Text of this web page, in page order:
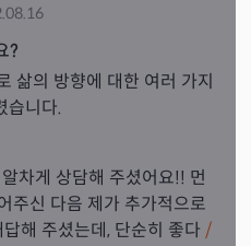
?
삶의 방향에 대한 여러 가지
습니다.
차게 상담해 주셨어요!! 먼
주신 다음 제가 추가적으로
해 주셨는데, 단순히 좋다 /